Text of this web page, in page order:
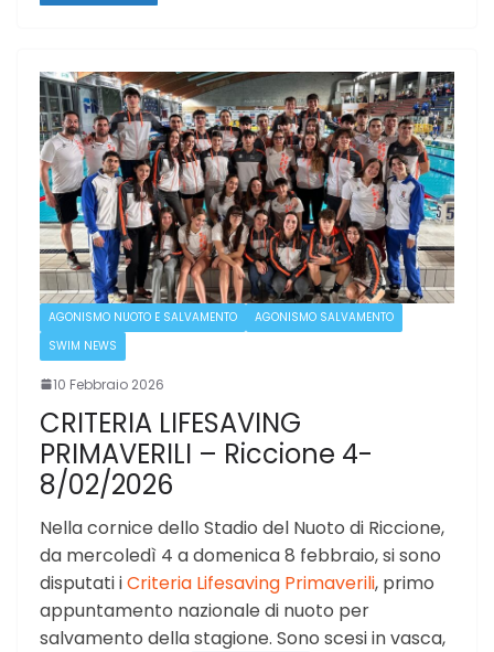
AGONISMO NUOTO E SALVAMENTO
AGONISMO SALVAMENTO
SWIM NEWS
10 Febbraio 2026
CRITERIA LIFESAVING
PRIMAVERILI – Riccione 4-
8/02/2026
Nella cornice dello Stadio del Nuoto di Riccione,
da mercoledì 4 a domenica 8 febbraio, si sono
disputati iCriteria Lifesaving Primaverili, primo
appuntamento nazionale di nuoto per
salvamento della stagione. Sono scesi in vasca,